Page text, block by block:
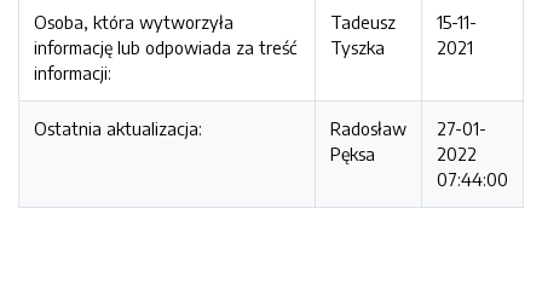
Osoba, która wytworzyła
informację lub odpowiada za treść
informacji:
Tadeusz
Tyszka
15-11-
2021
Ostatnia aktualizacja:
Radosław
Pęksa
27-01-
2022
07:44:00